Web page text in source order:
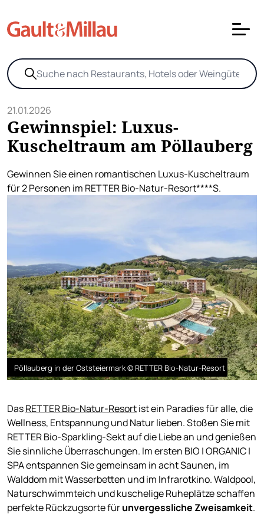
21.01.2026
Gewinnspiel: Luxus-
Kuscheltraum am Pöllauberg
Gewinnen Sie einen romantischen Luxus-Kuscheltraum
für 2 Personen im RETTER Bio-Natur-Resort****S.
Pöllauberg in der Oststeiermark © RETTER Bio-Natur-Resort
DasRETTER Bio-Natur-Resortist ein Paradies für alle, die
Wellness, Entspannung und Natur lieben. Stoßen Sie mit
RETTER Bio-Sparkling-Sekt auf die Liebe an und genießen
Sie sinnliche Überraschungen. Im ersten BIO | ORGANIC |
SPA entspannen Sie gemeinsam in acht Saunen, im
Walddom mit Wasserbetten und im Infrarotkino. Waldpool,
Naturschwimmteich und kuschelige Ruheplätze schaffen
perfekte Rückzugsorte fürunvergessliche Zweisamkeit.